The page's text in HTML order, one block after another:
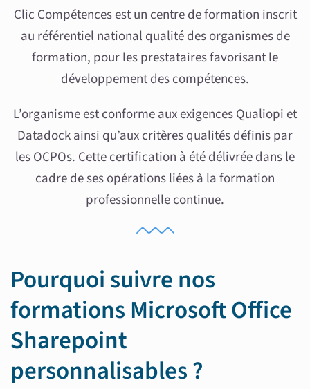
Clic Compétences est un centre de formation inscrit
au référentiel national qualité des organismes de
formation, pour les prestataires favorisant le
développement des compétences.
L’organisme est conforme aux exigences Qualiopi et
Datadock ainsi qu’aux critères qualités définis par
les OCPOs. Cette certification à été délivrée dans le
cadre de ses opérations liées à la formation
professionnelle continue.
Pourquoi suivre nos
formations Microsoft Office
Sharepoint
personnalisables ?